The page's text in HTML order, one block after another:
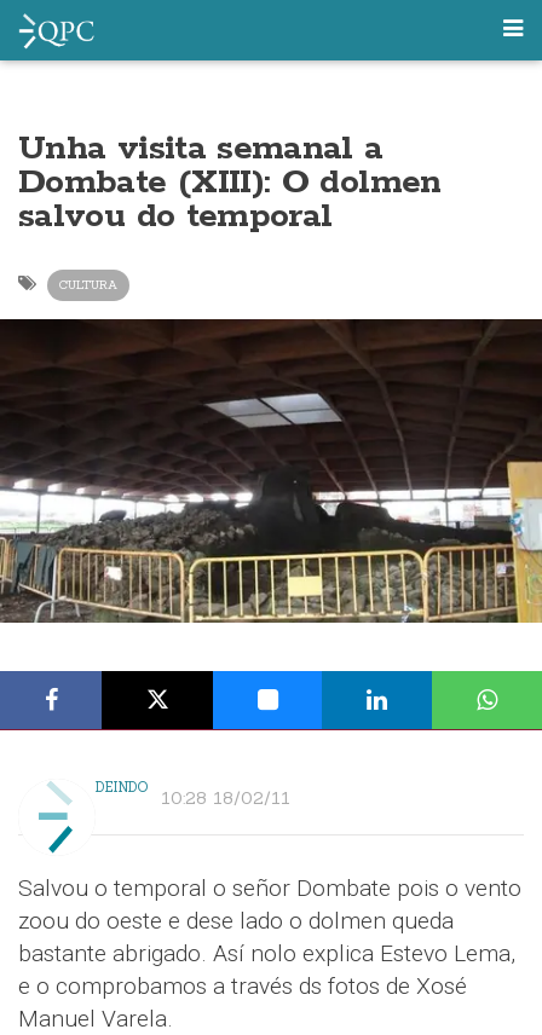
Unha visita semanal a
Dombate (XIII): O dolmen
salvou do temporal
CULTURA
DEINDO 10:28 18/02/11
Salvou o temporal o señor Dombate pois o vento
zoou do oeste e dese lado o dolmen queda
bastante abrigado. Así nolo explica Estevo Lema,
e o comprobamos a través ds fotos de Xosé
Manuel Varela.